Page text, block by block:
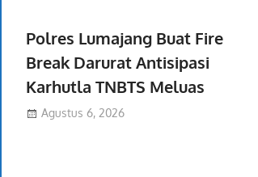
Polres Lumajang Buat Fire
Break Darurat Antisipasi
Karhutla TNBTS Meluas
Agustus 6, 2026